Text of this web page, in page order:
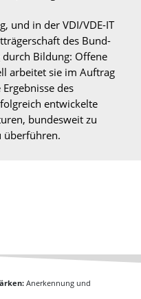
und in der VDI/VDE-IT
des Bund-
durch Bildung: Offene
arbeitet sie im Auftrag
des
entwickelte
bundesweit zu
überführen.
Anerkennung und